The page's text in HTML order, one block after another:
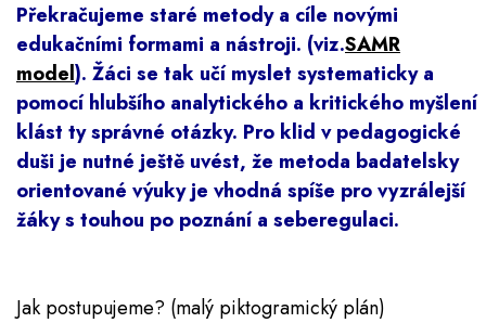
Překračujeme staré metody a cíle novými
edukačními formami a nástroji. (viz.SAMR
model). Žáci se tak učí myslet systematicky a
pomocí hlubšího analytického a kritického myšlení
klást ty správné otázky. Pro klid v pedagogické
duši je nutné ještě uvést, že metoda badatelsky
orientované výuky je vhodná spíše pro vyzrálejší
žáky s touhou po poznání a seberegulaci.
Jak postupujeme? (malý piktogramický plán)